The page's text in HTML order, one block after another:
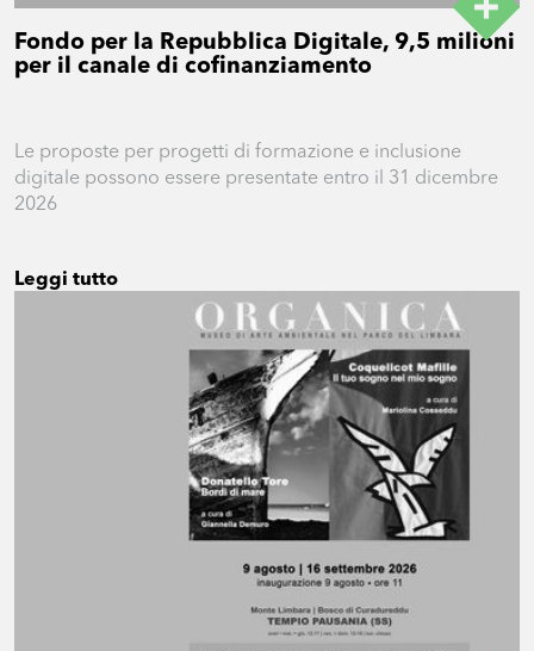
Fondo per la Repubblica Digitale, 9,5 milioni
per il canale di cofinanziamento
Le proposte per progetti di formazione e inclusione
digitale possono essere presentate entro il 31 dicembre
2026
Leggi tutto